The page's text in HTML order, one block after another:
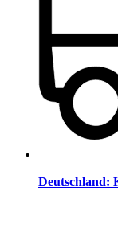
Deutschland: